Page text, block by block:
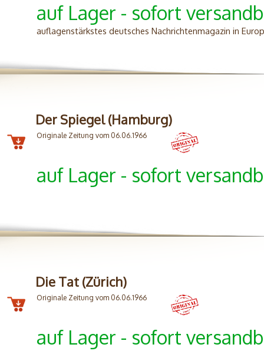
auf Lager - sofort
auflagenstärkstes deutsches Nachrichtenmagazin in
Der Spiegel (Hamburg)
Originale Zeitung vom 06.06.1966
auf Lager - sofort
Die Tat (Zürich)
Originale Zeitung vom 06.06.1966
auf Lager - sofort